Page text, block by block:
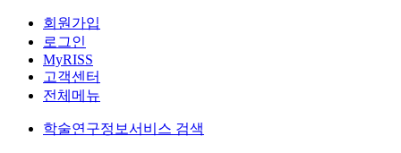
회원가입
로그인
MyRISS
고객센터
전체메뉴
학술연구정보서비스 검색